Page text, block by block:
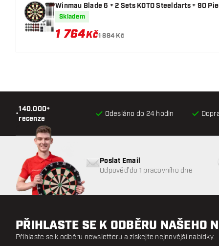
Winmau Blade 6 + 2 Sets KOTO Steeldarts + 90
Skladem
1 764Kč1 884 Kč
•
140.000+
recenze
Odesláno do 24 hodin
Poslat Email
Odpověď do 1 pracovního dne
PŘIHLASTE SE K ODBĚRU NAŠEHO
Přihlaste se k odběru newsletteru a získejte nejnovější nabídky.